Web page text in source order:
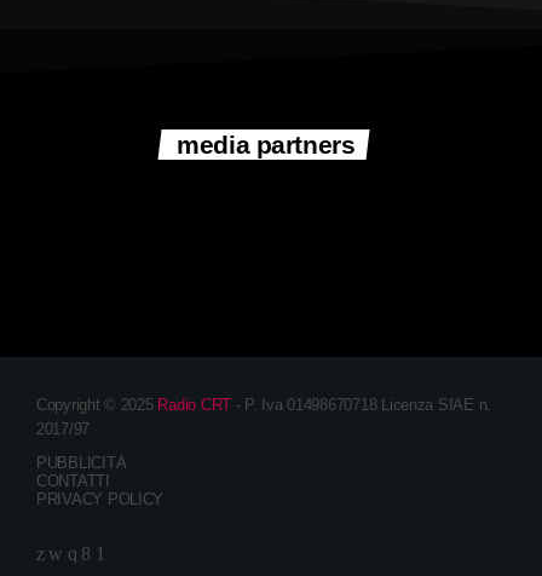
media partners
Copyright © 2025 Radio CRT - P. Iva 01498670718 Licenza SIAE n.
2017/97
PUBBLICITÀ
CONTATTI
PRIVACY POLICY